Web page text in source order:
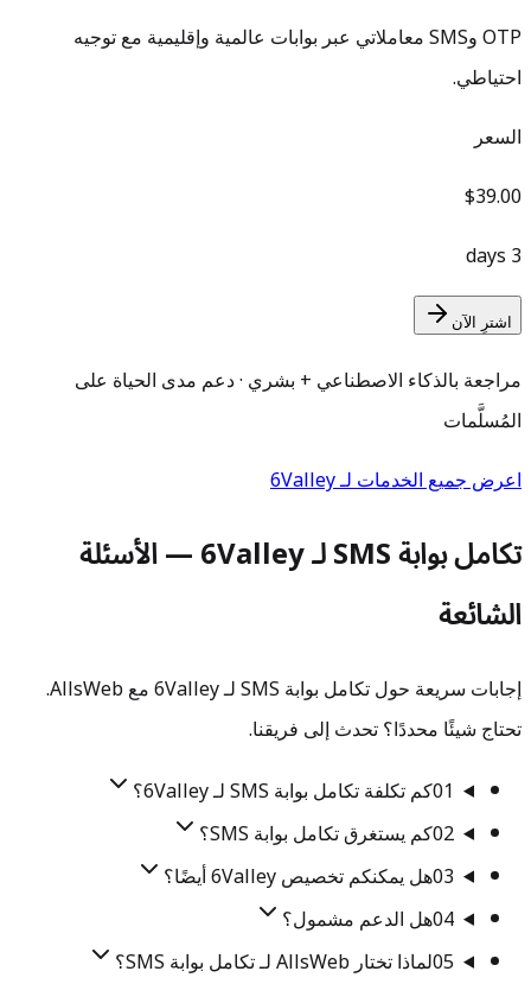
OTP وSMS معاملاتي عبر بوابات عالمية وإقليمية مع توجيه
احتياطي.
السعر
$39.00
3 days
اشترِ الآن
مراجعة بالذكاء الاصطناعي + بشري · دعم مدى الحياة على
المُسلَّمات
اعرض جميع الخدمات لـ 6Valley
تكامل بوابة SMS لـ 6Valley — الأسئلة
الشائعة
إجابات سريعة حول تكامل بوابة SMS لـ 6Valley مع AllsWeb.
تحتاج شيئًا محددًا؟ تحدث إلى فريقنا.
01كم تكلفة تكامل بوابة SMS لـ 6Valley؟
02كم يستغرق تكامل بوابة SMS؟
03هل يمكنكم تخصيص 6Valley أيضًا؟
04هل الدعم مشمول؟
05لماذا تختار AllsWeb لـ تكامل بوابة SMS؟